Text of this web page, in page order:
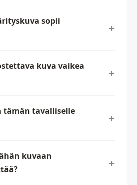
sopii
kuva vaikea
tämän tavalliselle
kuvaan